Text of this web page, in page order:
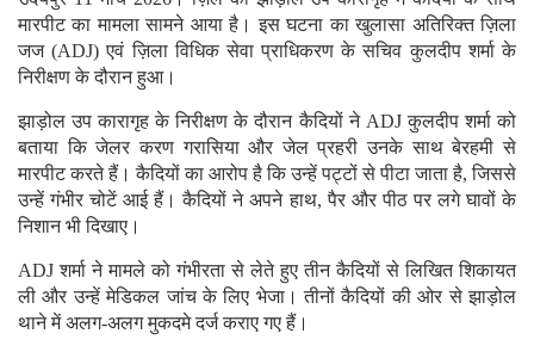
मारपीट का मामला सामने आया है। इस घटना का खुलासा अतिरिक्त ज़िला
जज (ADJ) एवं ज़िला विधिक सेवा प्राधिकरण के सचिव कुलदीप शर्मा के
निरीक्षण के दौरान हुआ।
झाड़ोल उप कारागृह के निरीक्षण के दौरान कैदियों ने ADJ कुलदीप शर्मा को
बताया कि जेलर करण गरासिया और जेल प्रहरी उनके साथ बेरहमी से
मारपीट करते हैं। कैदियों का आरोप है कि उन्हें पट्टों से पीटा जाता है, जिससे
उन्हें गंभीर चोटें आई हैं। कैदियों ने अपने हाथ, पैर और पीठ पर लगे घावों के
निशान भी दिखाए।
ADJ शर्मा ने मामले को गंभीरता से लेते हुए तीन कैदियों से लिखित शिकायत
ली और उन्हें मेडिकल जांच के लिए भेजा। तीनों कैदियों की ओर से झाड़ोल
थाने में अलग-अलग मुकदमे दर्ज कराए गए हैं।